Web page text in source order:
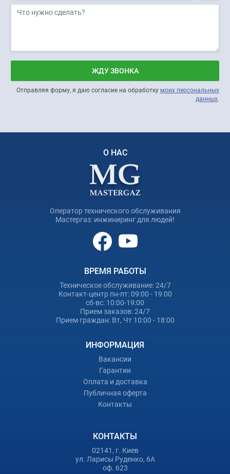
ЖДУ ЗВОНКА
Отправляя форму, я даю согласие на обработку моих персональных
данных.
О НАС
Оператор технического обслуживания
Мастергаз: инжиниринг для людей!
ВРЕМЯ РАБОТЫ
Техническое обслуживание: 24/7
Контакт-центр пн-пт: 09:00 - 19:00
сб-вс: 10:00-19:00
Прием заказов: 24/7
Прием граждан: Вт, Чт 10:00 - 18:00
ИНФОРМАЦИЯ
Вакансии
Гарантии
Оплата и доставка
Публичная оферта
Контакты
КОНТАКТЫ
02141, г. Киев
ул. Ларисы Руденко, 6А
оф. 623